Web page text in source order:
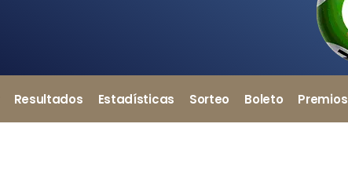
Resultados Estadísticas Sorteo Boleto Premios